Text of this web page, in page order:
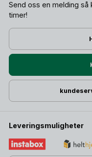
Send oss ​​en melding
timer!
Leveringsmuligheter